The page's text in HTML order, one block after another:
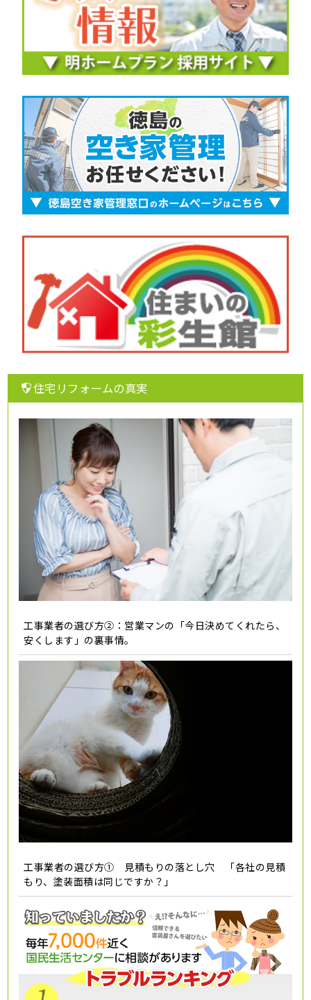
住宅リフォームの真実
工事業者の選び方②：営業マンの「今日決めてくれたら、
安くします」の裏事情。
工事業者の選び方① 見積もりの落とし穴 「各社の見積
もり、塗装面積は同じですか？」